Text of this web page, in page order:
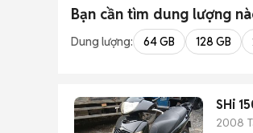
Bạn cần tìm dung lượng
Dung lượng: 64 GB 128 GB
SHi
2008